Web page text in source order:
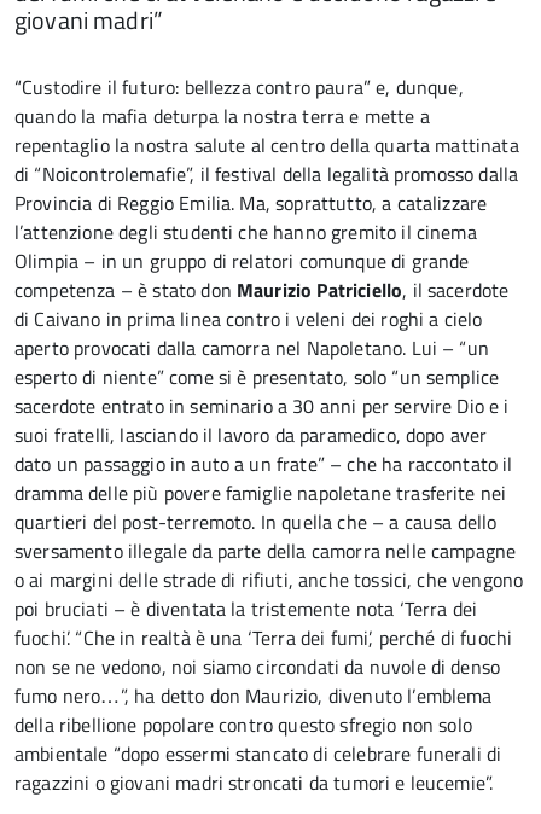
giovani madri”
“Custodire il futuro: bellezza contro paura” e, dunque,
quando la mafia deturpa la nostra terra e mette a
repentaglio la nostra salute al centro della quarta mattinata
di “Noicontrolemafie”, il festival della legalità promosso dalla
Provincia di Reggio Emilia. Ma, soprattutto, a catalizzare
l’attenzione degli studenti che hanno gremito il cinema
Olimpia – in un gruppo di relatori comunque di grande
competenza – è stato don Maurizio Patriciello, il sacerdote
di Caivano in prima linea contro i veleni dei roghi a cielo
aperto provocati dalla camorra nel Napoletano. Lui – “un
esperto di niente” come si è presentato, solo “un semplice
sacerdote entrato in seminario a 30 anni per servire Dio e i
suoi fratelli, lasciando il lavoro da paramedico, dopo aver
dato un passaggio in auto a un frate” – che ha raccontato il
dramma delle più povere famiglie napoletane trasferite nei
quartieri del post-terremoto. In quella che – a causa dello
sversamento illegale da parte della camorra nelle campagne
o ai margini delle strade di rifiuti, anche tossici, che vengono
poi bruciati – è diventata la tristemente nota ‘Terra dei
fuochi’. “Che in realtà è una ‘Terra dei fumi’, perché di fuochi
non se ne vedono, noi siamo circondati da nuvole di denso
fumo nero…”, ha detto don Maurizio, divenuto l’emblema
della ribellione popolare contro questo sfregio non solo
ambientale “dopo essermi stancato di celebrare funerali di
ragazzini o giovani madri stroncati da tumori e leucemie”.